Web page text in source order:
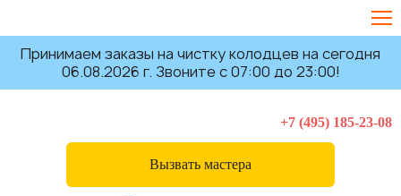
Принимаем заказы на чистку колодцев на сегодня
06.08.2026 г. Звоните с 07:00 до 23:00!
Вызвать мастера
+7 (495) 185-23-08